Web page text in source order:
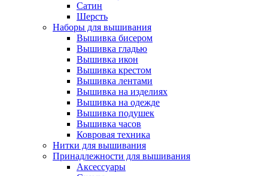
Сатин
Шерсть
Наборы для вышивания
Вышивка бисером
Вышивка гладью
Вышивка икон
Вышивка крестом
Вышивка лентами
Вышивка на изделиях
Вышивка на одежде
Вышивка подушек
Вышивка часов
Ковровая техника
Нитки для вышивания
Принадлежности для вышивания
Аксессуары